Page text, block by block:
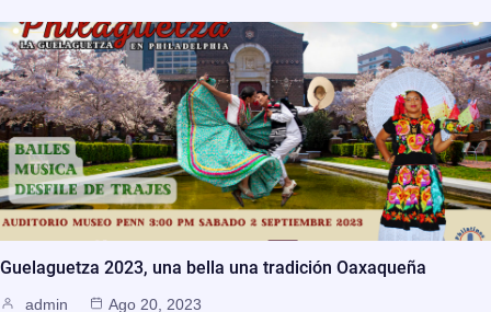
Guelaguetza 2023, una bella una tradición Oaxaqueña
admin Ago 20, 2023